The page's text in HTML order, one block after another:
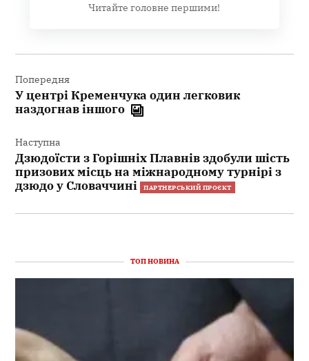
Читайте головне першими!
записів
Попередня
У центрі Кременчука один легковик
наздогнав іншого
Наступна
Дзюдоїсти з Горішніх Плавнів здобули шість
призових місць на міжнародному турнірі з
дзюдо у Словаччині ПАРТНЕРСЬКИЙ ПРОЄКТ
ТОП НОВИНА